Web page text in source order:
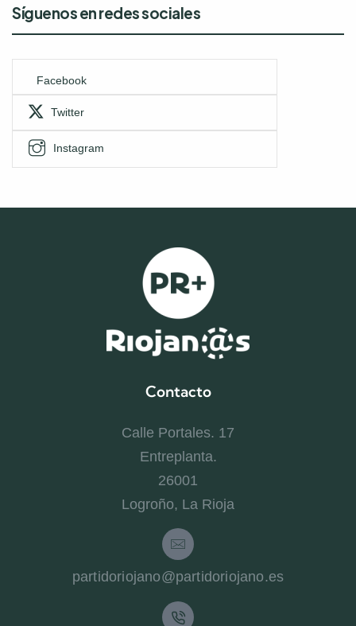
Síguenos en redes sociales
Facebook
Twitter
Instagram
Contacto
Calle Portales. 17
Entreplanta.
26001
Logroño, La Rioja
partidoriojano@partidoriojano.es